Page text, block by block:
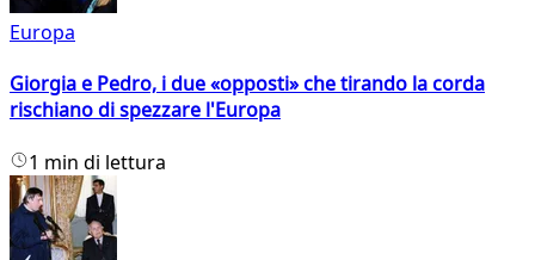
Europa
Giorgia e Pedro, i due «opposti» che tirando la corda
rischiano di spezzare l'Europa
1 min di lettura